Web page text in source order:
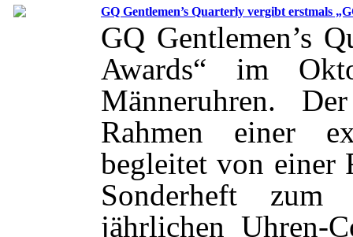
GQ Gentlemen’s Quarterly vergibt erstmals
GQ Gentlemen’s
Awards“ im
Männeruhren.
Rahmen einer
begleitet von einer
Sonderheft zum
jährlichen Uhren-